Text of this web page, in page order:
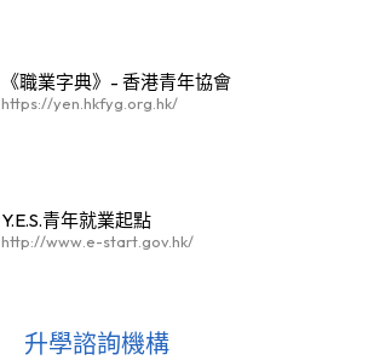
《職業字典》- 香港青年協會
https://yen.hkfyg.org.hk/
Y.E.S.青年就業起點
http://www.e-start.gov.hk/
升學諮詢機構